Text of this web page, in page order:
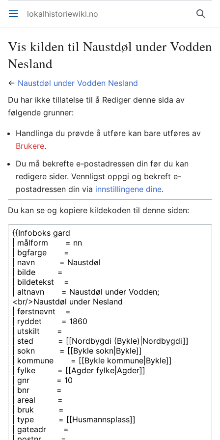
Åpne hovedmenyen lokalhistoriewiki.no Søk
Vis kilden til Naustdøl under Vodden
Nesland
← Naustdøl under Vodden Nesland
Du har ikke tillatelse til å Rediger denne sida av
følgende grunner:
Handlinga du prøvde å utføre kan bare utføres av
Brukere.
Du må bekrefte e-postadressen din før du kan
redigere sider. Vennligst oppgi og bekreft e-
postadressen din via innstillingene dine.
Du kan se og kopiere kildekoden til denne siden: